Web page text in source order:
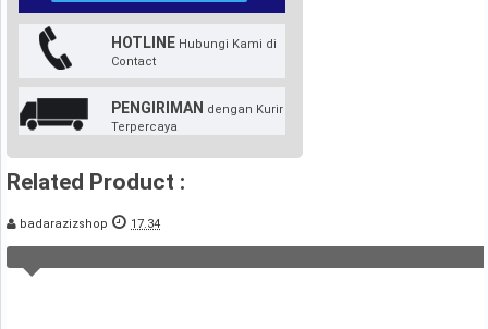
HOTLINE Hubungi Kami di
Contact
PENGIRIMAN dengan Kurir
Terpercaya
Related Product :
badarazizshop 17.34